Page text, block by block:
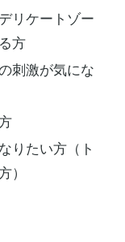
リケートゾー
方
刺激が気にな
りたい方（ト
）